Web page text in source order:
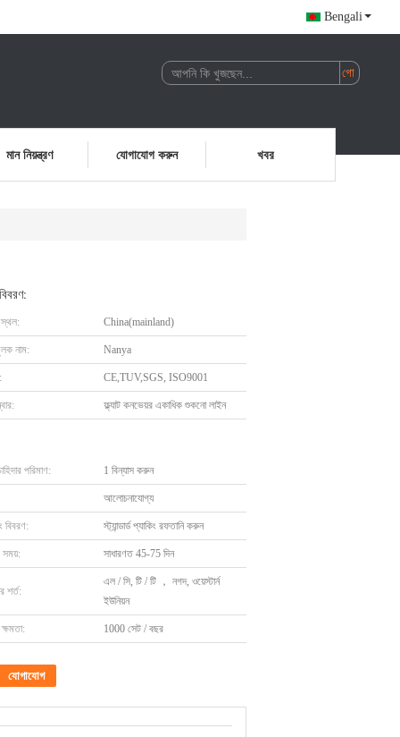
Bengali
মান নিয়ন্ত্রণ যোগাযোগ করুন খবর
China(mainland)
নাম: Nanya
CE,TUV,SGS, ISO9001
ফ্ল্যাট কনভেয়র একাধিক শুকনো লাইন
পরিমাণ: 1 বিন্যাস করুন
আলোচনাযোগ্য
বিবরণ: স্ট্যান্ডার্ড প্যাকিং রফতানি করুন
সময়: সাধারণত 45-75 দিন
শর্ত:
এল / সি, টি / টি ， নগদ, ওয়েস্টার্ন
ইউনিয়ন
1000 সেট / বছর
যোগাযোগ